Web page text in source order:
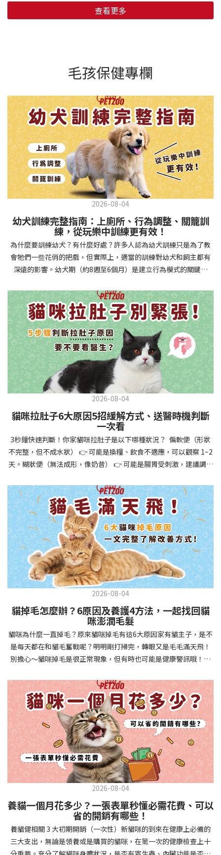
查看更多
毛孩保健專欄
2026-08-04
幼犬訓練完整指南：上廁所、行為調整、關籠訓
練，從玩樂中訓練更有效！
為什麼要訓練幼犬？有什麼好處？許多人認為幼犬訓練只是為了教
會牠們一些花俏的把戲，但實際上，適當的訓練對幼犬和飼主都有
深遠的影響。幼犬期（約8週至6個月）是建立行為模式的關鍵時
的行為問題，並建立人犬間的健康關係。 建立安全健康的生活環境
透過基礎訓練，幼犬能學會家居規則，避免危險行為和破壞家具。
像是「不」和「放下」等指令可以阻止幼犬咬電線或誤食有害物
質，有效降低居家意外風險。規律的如廁訓練則能養成良好衛生習
慣，讓家中環境保持乾淨舒適。增強溝通與信任關係訓練過程就像
建立一種共同語言，幫助你和幼犬更好地理解彼此。當幼犬學會回
應你的指令，不只增加了互動機會，也建立了主人作為領導者的地
位。正向獎勵式訓練更能培養幼犬對你的信任感，強化情感連結，
創造更和諧的相處模式。培養社交技能與適應能力及早接觸各種環
境和刺激，能幫助幼犬成長為自信穩定的成犬。適當的社會化訓練
讓牠們學會如何與其他狗狗、動物和人類和平相處，減少恐懼或攻
擊行為。這種適應能力使幼犬未來能從容面對獸醫檢查、美容
salon、寄宿或旅行等各種情境，大大提升生活品質。 訓練幼犬不只
是教會指令，更是塑造性格和習慣的過程！ 透過耐心且一致的訓
練，你不僅能擁有一隻聽話的好狗狗，更能建立起相互尊重的終身
相處中獲得回報狗狗訓練指南，六步驟培養幼犬開始幼犬訓練時，
系統性的方法能帶來最佳效果。從信任建立到習慣養成，每個階段
都至關重要，缺一不可。良好的訓練應循序漸進，把握幼犬成長敏
感期，以積極正向的方式引導。遵循這六個步驟，即使是第一次養
狗的新手，也能輕鬆將調皮的小狗訓練成聽話的好夥伴！建立信任
基礎 幼犬訓練的第一步不是教指令，而是建立信任。剛到新家的幼
犬可能感到緊張不安，給予適當空間適應環境很重要。用溫柔的聲
音交談，提供安全舒適的窩，維持規律的餵食和如廁時間，讓幼犬
感到安心。輕輕撫摸、溫柔擁抱，每天安排固定玩耍時間，這些都
任你後，可開始教導基本指令。從簡單的「坐下」開始，再逐步學
習「趴下」、「等待」和「過來」。每次訓練保持在5-10分鐘內，
避免幼犬注意力分散。使用清晰一致的口令和手勢，成功時立即給
予獎勵和讚美。記住，重複是學習的關鍵，每天多次短時間練習效
果最佳。調整日常行為除了基本指令，幼犬還需學習生活禮儀。如
時立即獎勵。另外要處理的常見問題包括咬人、啃咬家具和亂叫。
每當出現不當行為，給予適當替代品（如咬玩具代替咬手），並在
幼犬選擇正確行為時獎勵，這比責罵更有效。社交化訓練 兩個月大
的幼犬正處於社會化黃金期，這階段的經驗將深刻影響未來性格。
安排幼犬接觸不同人類（包括兒童、戴眼鏡的人、使用拐杖的人
等）、各種動物、交通工具和環境聲音。起初保持在安全、受控的
情境中，逐漸增加複雜度。每次正面社交體驗後給予獎勵，建立幼
犬對新事物的積極態度。進階技巧強化 基礎訓練穩固後，可以進入
更複雜的技巧訓練。這包括遠距離控制、不同干擾下的指令遵從、
多步驟動作等。使用延遲獎勵技巧，讓幼犬學會即使沒有立即獎勵
也能保持良好行為。引入不同環境中的訓練，如公園、寵物店等，
幫助幼犬在各種情境下都能聽從指令。維持良好習慣 成功的訓練不
是一次性的，而是需要持續維護。即使幼犬已經掌握所有技能，也
要定期複習，防止行為退化。將訓練融入日常生活，如出門前的
2026-08-04
貓咪拉肚子6大原因5招緩解方式、送醫時機判斷
一次看
3秒鐘快速判斷！你家貓咪拉肚子是以下哪種狀況？ 偏軟便（形狀
不完整，但不成水狀） 👉 可能是換糧、飲食不適應，可以觀察 1~2
天。糊狀便（無法成形，像奶昔） 👉 可能是腸胃受刺激，建議調整
若超過 24 小時沒改善，建議就醫。血便（帶血絲或黑色糞便） 👉
可能是嚴重腸胃問題，應立即帶去獸醫院！想知道貓咪拉肚子的真
正原因，只要透過 5 個簡單步驟，就能判斷問題嚴重性，決定是否
需要就醫！接下來我們一起來看看該怎麼做吧！🐾 貓咪拉肚子怎麼
辦？5步驟判斷貓咪拉肚子是否需要馬上看醫生貓咪拉肚子的因素與
許多原因有關，更換食物、誤食異物或不乾淨的東西、寄生蟲、其
他疾病。 5 步驟判斷貓咪拉肚子原因，要不要看醫生？當貓咪拉肚
子時，不用慌張！透過以下 5 個步驟，就能快速判斷原因，並決定
是否需要帶去獸醫院。📌 貓咪拉肚子判斷步驟1：觀察糞便的狀態：
糞便質地是關鍵！不同形態代表不同的腸胃狀況📌 貓咪拉肚子判斷
步驟2：回想最近的飲食變化：有沒有突然換飼料或罐頭？ 有沒有吃
到新零食或人類食物？ 是否誤食異物？📌 貓咪拉肚子判斷步驟3：
確認環境與生活作息：最近是否搬家、換貓砂、新成員加入？ 天氣
是否有變化？ 飼主是否長時間外出？📌 貓咪拉肚子判斷步驟4：觀
察貓咪的精神與食慾：貓咪精神好嗎？、食慾是否正常？，可先觀
下降，表示身體狀況不佳，應儘快就醫！📌 貓咪拉肚子判斷步驟5：
檢查是否需要帶去看獸醫 如果拉肚子 1~2 次但精神好、食慾正常，
可以先觀察，如果腹瀉超過 48 小時或水狀腹瀉 + 嗜睡、食慾下降、
嘔吐 應立即就醫。 透過這 5 個步驟，你可以快速判斷貓咪拉肚子的
原因與嚴重程度，確保毛孩的腸胃健康！如果不確定情況，還是建
議讓獸醫檢查，才能安心哦！🐾💖4種高風險群貓咪拉肚子要小心高
風險貓咪包含：幼貓、老貓、懷孕貓、有慢性疾病貓，這些貓咪在
身體狀況出現警訊時要特別注意，如拉肚子次數超過2次以上，就建
議直接尋求獸醫協助。2要訣判斷貓咪拉肚子要不要看醫生 高風險貓
的貓咪，如拉肚子超過2-3天，建議直接尋求獸醫師協助。並記得提
供觀察紀錄給予獸醫師進行專業判斷。貓咪拉肚子但精神很好？如
果飼主有發現貓咪拉肚子的情形，但貓咪的精神很好。有可能與飲
食方便相關，回想是否進食新的食物，或是正進行飼料更換的過
2026-08-04
貓掉毛怎麼辦？6原因及養護4方法，一起找回貓
咪澎潤毛髮
貓咪為什麼一直掉毛？原來貓咪掉毛有這6大原因家有貓主子，是不
是每天都在和貓毛奮戰呢？明明剛打掃完，轉眼又是毛毛滿天飛！
別擔心～貓咪掉毛是很正常現象，但有時也可能是健康警訊哦！以
兩全其美！貓咪掉毛原因1. 皮膚問題貓咪皮膚問題是造成掉毛的常
見兇手！皮膚發炎、感染或是長期搔癢，都會讓貓咪的毛髮失去健
康光澤並大量脫落。常見的皮膚問題包括皮膚黴菌、細菌感染、疥
癬蟲等寄生蟲，甚至是皮膚過度乾燥。如果發現貓咪皮膚有紅腫、
結痂、脫屑或異常氣味，同時伴隨掉毛，建議盡快帶牠看獸醫哦！
貓咪掉毛原因2. 過敏誰說只有人類會過敏？貓咪也會！貓咪可能對
環境中的塵蟎、花粉、清潔劑，甚至是食物中的某些成分產生過敏
反應。過敏症狀不只是打噴嚏、流眼淚，還會引起皮膚搔癢和掉毛
問題。特別是食物過敏，更是常被忽略的掉毛元兇！如果貓咪經常
抓癢或舔舐特定部位，同時伴隨掉毛，很可能是過敏在作怪呢！貓
咪掉毛原因3. 營養不足貓咪的毛髮健康與營養息息相關！當貓咪飲
食中缺乏必要的蛋白質、脂肪酸（尤其是Omega-3和Omega-
6）、維生素或礦物質時，毛髮就會變得乾燥、脆弱，容易斷裂脫
落。長期餵食低品質或不均衡的貓糧，可能使貓咪營養不良，進而
2026-08-04
養貓一個月花多少？一張表單秒懂必需花費、可以
省的開銷有哪些！
養貓健相關 3 大初期開銷（一次性）新貓咪的到來在健康上必備的
三大支出，無論是領養或是購買的貓咪，在第一次的健康檢查上十